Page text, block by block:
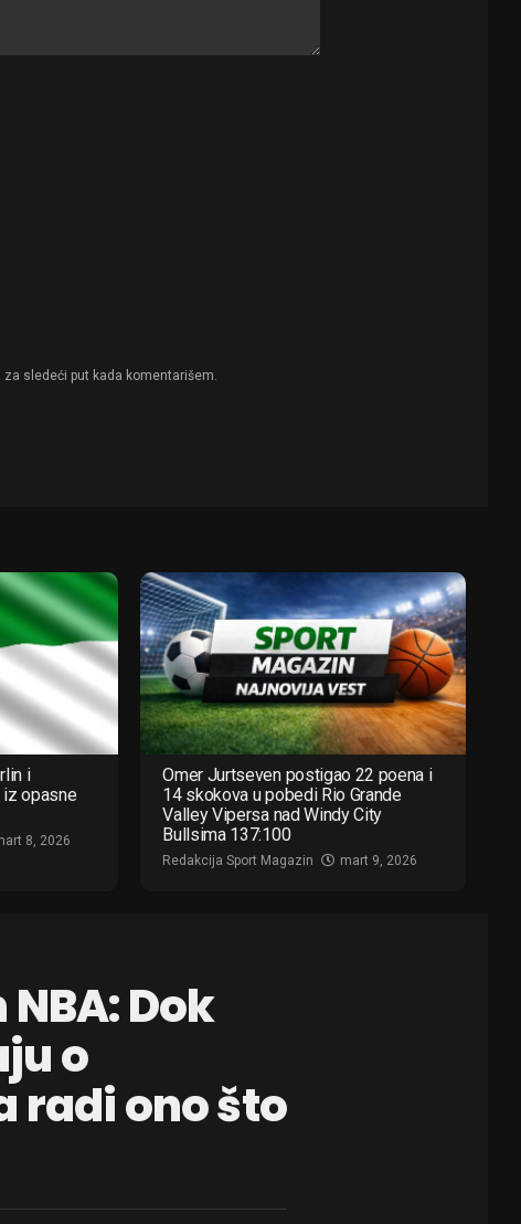
sledeći put kada komentarišem.
i
iz opasne
8, 2026
Omer Jurtseven postigao 22 poena i
14 skokova u pobedi Rio Grande
Valley Vipersa nad Windy City
Bullsima 137:100
Redakcija Sport Magazin mart 9, 2026
Dok
o
radi ono što